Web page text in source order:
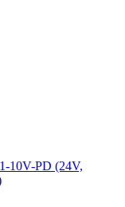
10V-PD (24V,